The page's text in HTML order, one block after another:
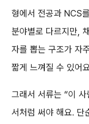
형에서 전공과 NCS
분야별로 다르지만,
자를 뽑는 구조가 자
짧게 느껴질 수 있어
그래서 서류는 “이
서처럼 써야 해요. 단